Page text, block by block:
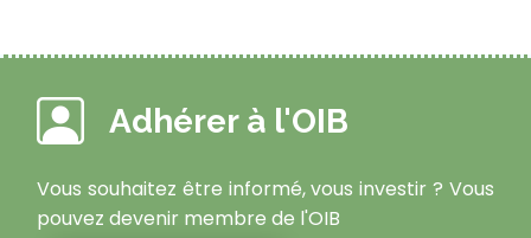
Adhérer à l'OIB
Vous souhaitez être informé, vous investir ? Vous
pouvez devenir membre de l'OIB